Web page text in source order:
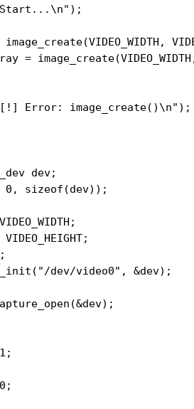
image_create(VIDEO_WIDTH,
=
Error: image_create()\n");
dev;
0, sizeof(dev));
VIDEO_HEIGHT;
dev/video0", &dev);